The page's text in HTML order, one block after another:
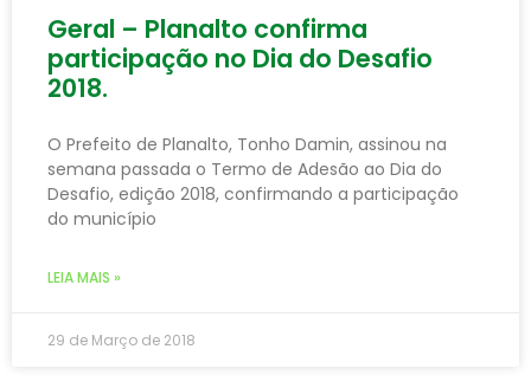
Geral – Planalto confirma
participação no Dia do Desafio
2018.
O Prefeito de Planalto, Tonho Damin, assinou na
semana passada o Termo de Adesão ao Dia do
Desafio, edição 2018, confirmando a participação
do município
LEIA MAIS »
29 de Março de 2018